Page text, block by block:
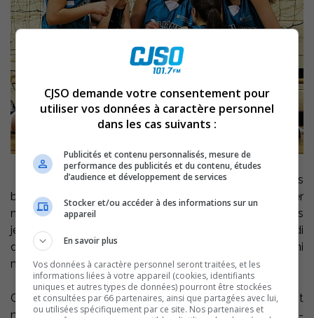
Les Vaillantes de Sainte-Victoire ont une fois de plus
bien performé contre des garçons lors de leur dernier
match, conservant leur fiche vierge cette saison. Les
jeunes joueuses de Pierre Lemay ont battu samedi
dernier les Patriotes de St-Jean sur Richelieu, en « mini
masculin AA ».
Catherine Quéry, Myriam Leclerc et Gabrielle Dugas ont
mené l’attaque des vaillantes dans cette victoire de 103-
CJSO demande votre consentement pour
utiliser vos données à caractère personnel
dans les cas suivants :
Publicités et contenu personnalisés, mesure de
performance des publicités et du contenu, études
d’audience et développement de services
Stocker et/ou accéder à des informations sur un
appareil
En savoir plus
Vos données à caractère personnel seront traitées, et les
informations liées à votre appareil (cookies, identifiants
uniques et autres types de données) pourront être stockées
et consultées par 66 partenaires, ainsi que partagées avec lui,
ou utilisées spécifiquement par ce site. Nos partenaires et